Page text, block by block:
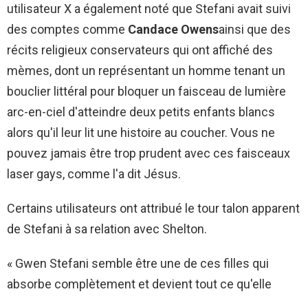
utilisateur X a également noté que Stefani avait suivi
des comptes comme Candace Owensainsi que des
récits religieux conservateurs qui ont affiché des
mèmes, dont un représentant un homme tenant un
bouclier littéral pour bloquer un faisceau de lumière
arc-en-ciel d'atteindre deux petits enfants blancs
alors qu'il leur lit une histoire au coucher. Vous ne
pouvez jamais être trop prudent avec ces faisceaux
laser gays, comme l'a dit Jésus.
Certains utilisateurs ont attribué le tour talon apparent
de Stefani à sa relation avec Shelton.
« Gwen Stefani semble être une de ces filles qui
absorbe complètement et devient tout ce qu'elle